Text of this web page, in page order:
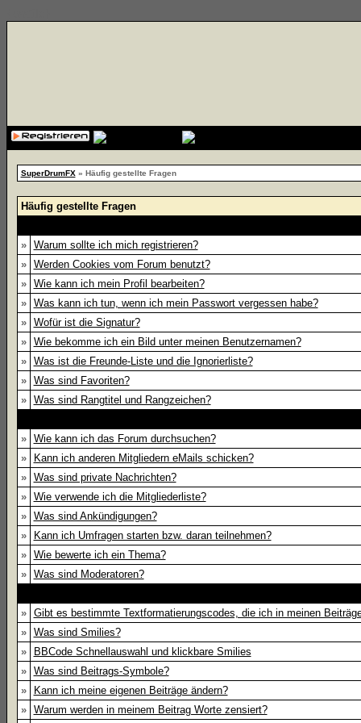
SuperDrumFX» Häufig gestellte Fragen
Häufig gestellte Fragen
»
Warum sollte ich mich registrieren?
»
Werden Cookies vom Forum benutzt?
»
Wie kann ich mein Profil bearbeiten?
»
Was kann ich tun, wenn ich mein Passwort vergessen habe?
»
Wofür ist die Signatur?
»
Wie bekomme ich ein Bild unter meinen Benutzernamen?
»
Was ist die Freunde-Liste und die Ignorierliste?
»
Was sind Favoriten?
»
Was sind Rangtitel und Rangzeichen?
»
Wie kann ich das Forum durchsuchen?
»
Kann ich anderen Mitgliedern eMails schicken?
»
Was sind private Nachrichten?
»
Wie verwende ich die Mitgliederliste?
»
Was sind Ankündigungen?
»
Kann ich Umfragen starten bzw. daran teilnehmen?
»
Wie bewerte ich ein Thema?
»
Was sind Moderatoren?
»
Gibt es bestimmte Textformatierungscodes, die ich in meinen
»
Was sind Smilies?
»
BBCode Schnellauswahl und klickbare Smilies
»
Was sind Beitrags-Symbole?
»
Kann ich meine eigenen Beiträge ändern?
»
Warum werden in meinem Beitrag Worte zensiert?